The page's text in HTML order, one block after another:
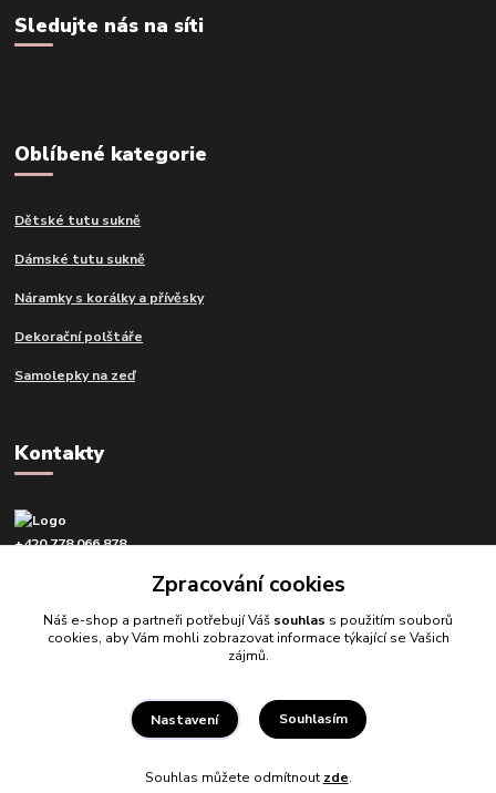
Sledujte nás na síti
Oblíbené kategorie
Dětské tutu sukně
Dámské tutu sukně
Náramky s korálky a přívěsky
Dekorační polštáře
Samolepky na zeď
Kontakty
+420 778 066 878
Vytvořeno na
Eshop-rychle.cz
Zpracování cookies
Náš e-shop a partneři potřebují Váš souhlas s použitím souborů
cookies, aby Vám mohli zobrazovat informace týkající se Vašich
zájmů.
Nastavení Souhlasím
Souhlas můžete odmítnout zde.